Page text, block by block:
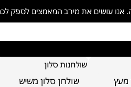
אנו עושים את מירב המאמצים לספק
מעץ
שולחנות סלון
שולחן סלון משיש